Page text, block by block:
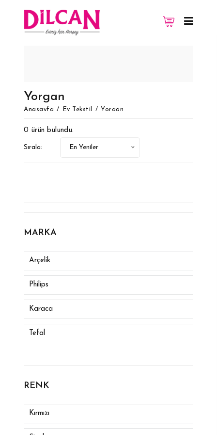
Yorgan
Anasayfa Ev Tekstil Yorgan
0 ürün bulundu.
Sırala: En Yeniler
MARKA
Arçelik
Philips
Karaca
Tefal
Arnıca
Remıngton
Rowenta
RENK
Kırmızı